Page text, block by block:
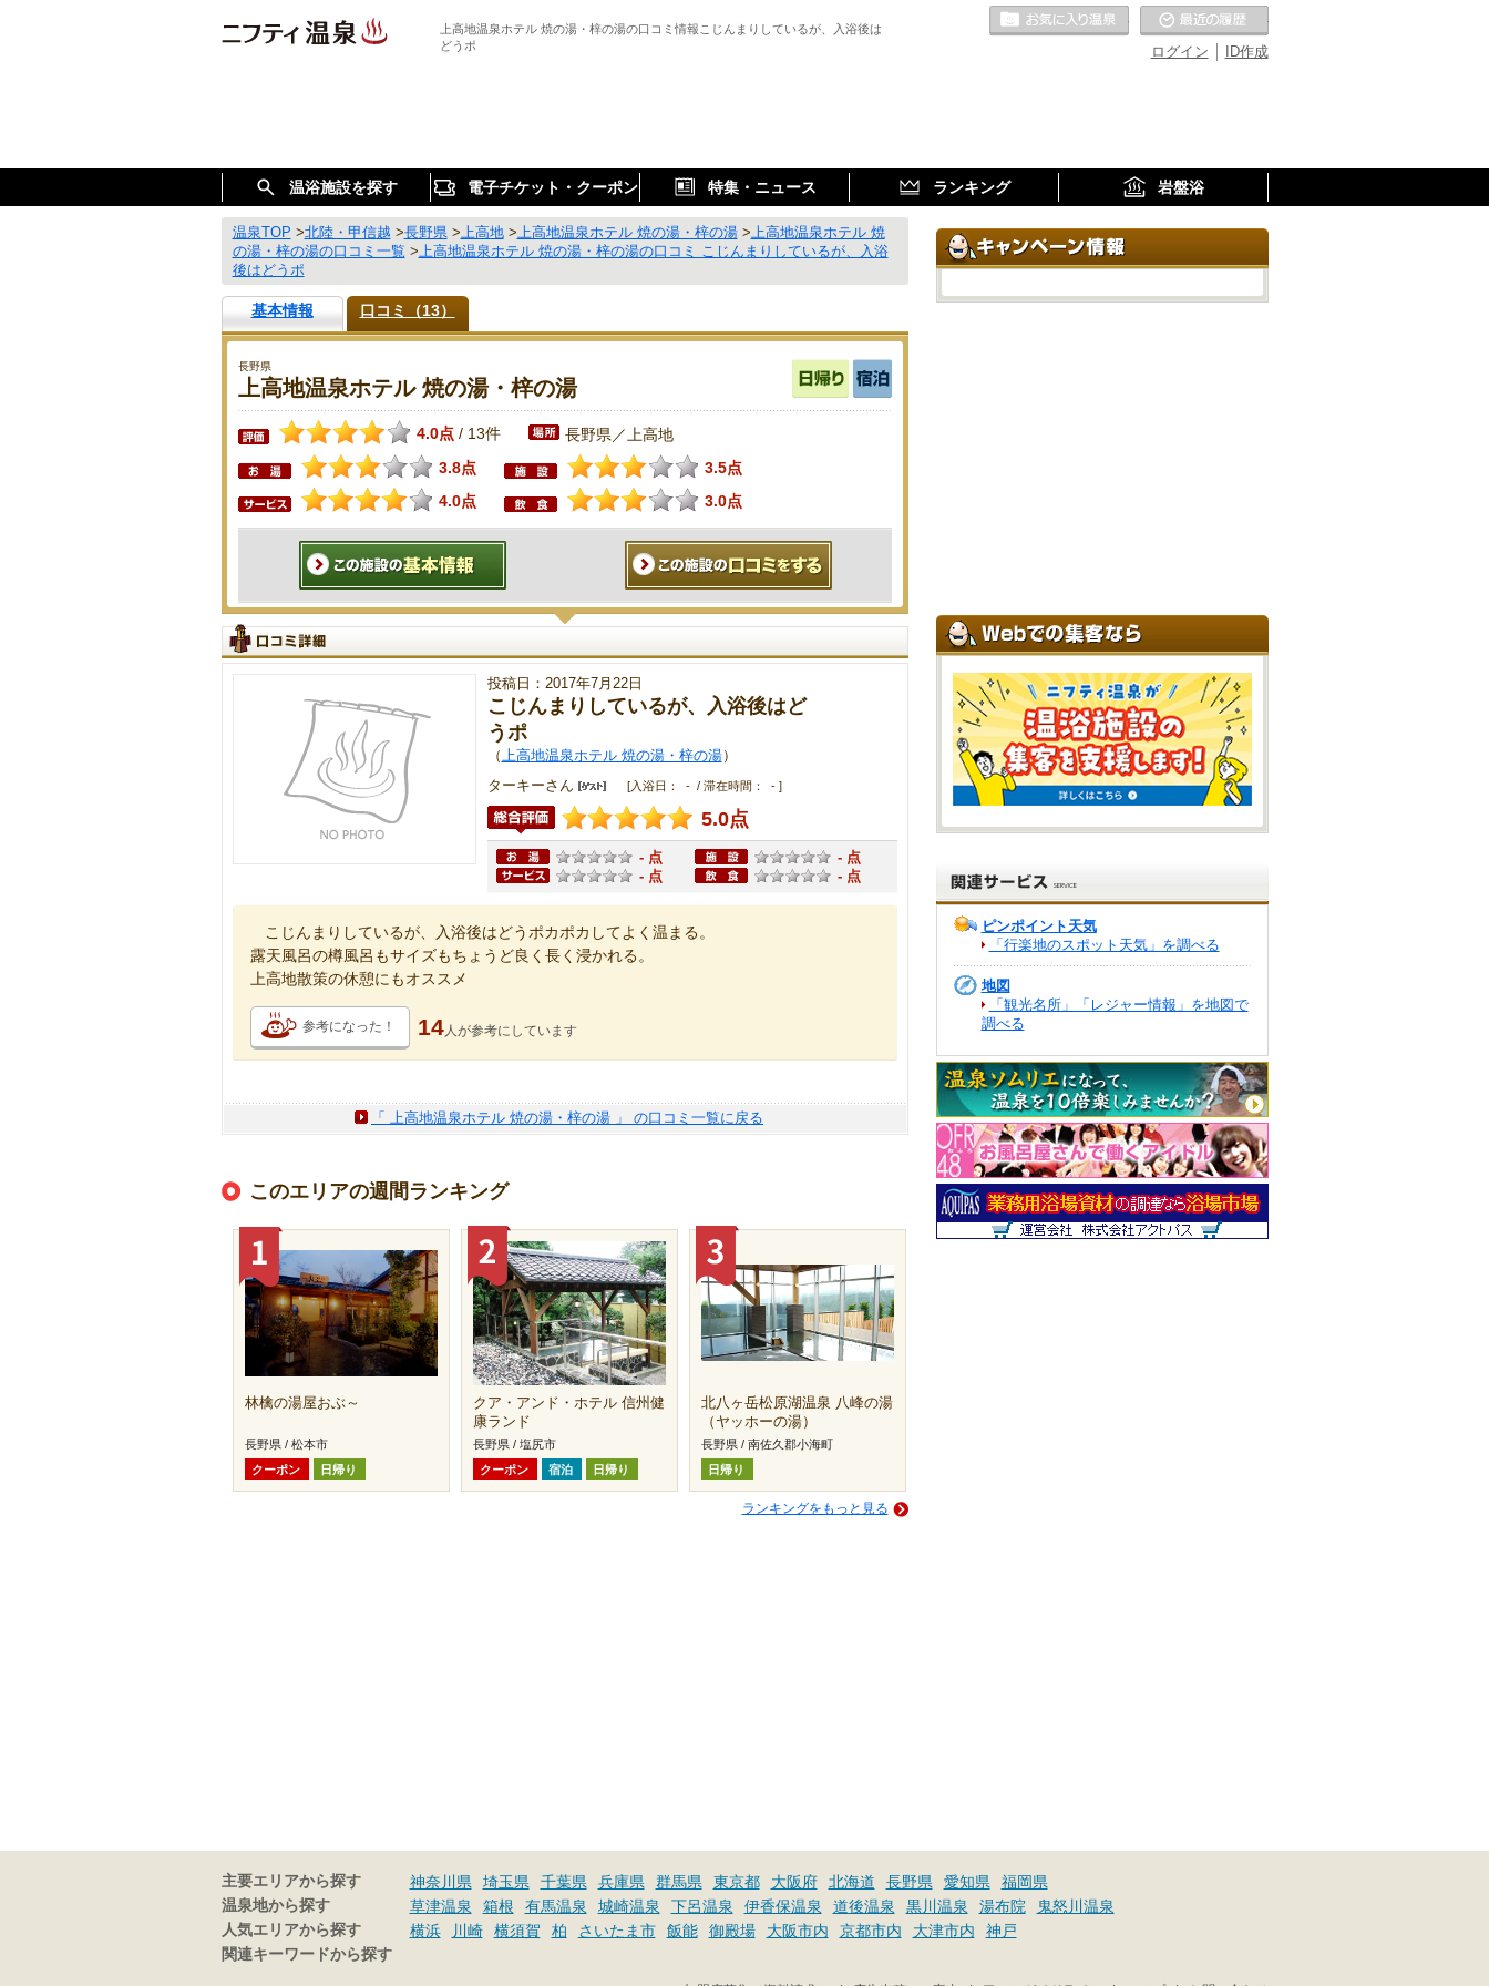
上高地温泉ホテル 焼の湯・梓の湯の口コミ情報こじんまりしているが、入浴後は
どうポ
ID作成
ログイン
お気に入りの温泉
温浴施設を探す 電子チケット・クーポン 特集・ニュース ランキング 岩盤浴
温泉TOP >北陸・甲信越 >長野県>上高地>上高地温泉ホテル 焼の湯・梓の湯>上高地温泉ホテル 焼
の湯・梓の湯の口コミ一覧 >上高地温泉ホテル 焼の湯・梓の湯の口コミ こじんまりしているが、入浴
後はどうポ
基本情報 口コミ（13）
長野県
上高地温泉ホテル 焼の湯・梓の湯
4.0点 / 13件 長野県／上高地
3.8点
3.5点
4.0点
3.0点
投稿日：2017年7月22日
こじんまりしているが、入浴後はど
うポ
（上高地温泉ホテル 焼の湯・梓の湯）
ターキーさん
[入浴日： - / 滞在時間： - ]
5.0点
- 点
- 点
- 点
- 点
こじんまりしているが、入浴後はどうポカポカしてよく温まる。
露天風呂の樽風呂もサイズもちょうど良く長く浸かれる。
上高地散策の休憩にもオススメ
参考になった！ 14人が参考にしています
「 上高地温泉ホテル 焼の湯・梓の湯 」 の口コミ一覧に戻る
このエリアの週間ランキング
林檎の湯屋おぶ～
長野県 / 松本市
クーポン
日帰り
クア・アンド・ホテル 信州健
康ランド
長野県 / 塩尻市
クーポン
宿泊 日帰り
北八ヶ岳松原湖温泉 八峰の湯
（ヤッホーの湯）
長野県 / 南佐久郡小海町
日帰り
ランキングをもっと見る
ピンポイント天気
「行楽地のスポット天気」を調べる
地図
「観光名所」「レジャー情報」を地図で
調べる
主要エリアから探す 神奈川県 埼玉県 千葉県 兵庫県 群馬県 東京都 大阪府 北海道 長野県 愛知県 福岡県
温泉地から探す 草津温泉 箱根 有馬温泉 城崎温泉 下呂温泉 伊香保温泉 道後温泉 黒川温泉 湯布院 鬼怒川温泉
人気エリアから探す 横浜 川崎 横須賀 柏 さいたま市 飯能 御殿場 大阪市内 京都市内 大津市内 神戸
関連キーワードから探す